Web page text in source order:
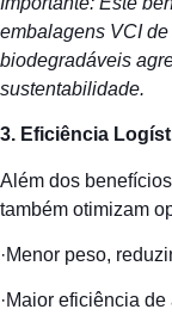
embalagens VCI
biodegradáveis
sustentabilidade.
3. Eficiência
Além dos
também otimizam
·Menor peso,
·Maior eficiência